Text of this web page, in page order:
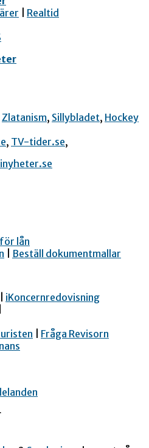
Realtid
Zlatanism, Sillybladet, Hockey
, TV-tider.se,
lån
Beställ dokumentmallar
iKoncernredovisning
Fråga Revisorn